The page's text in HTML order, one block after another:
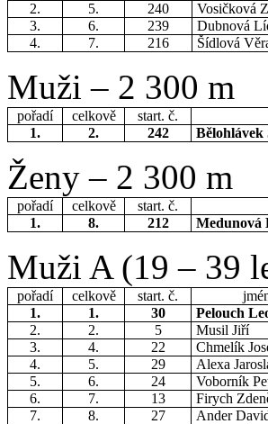
2.
5. 240
Vosičková
3.
6. 239
Dubnová
4.
7. 216 Šídlová
Muži – 2 300 m
pořadí celkově start. č.
1.
2. 242
Ženy – 2 300 m
pořadí celkově start. č.
1.
8. 212 Medunová
Muži A (19 – 39
pořadí celkově start. č.
1.
1. 30 Pelouch
2.
2. 5 Musil Jiří
3.
4. 22 Chmelík
4.
5. 29 Alexa
5.
6. 24 Voborník
6.
7. 13 Firych
7.
8. 27 Ander